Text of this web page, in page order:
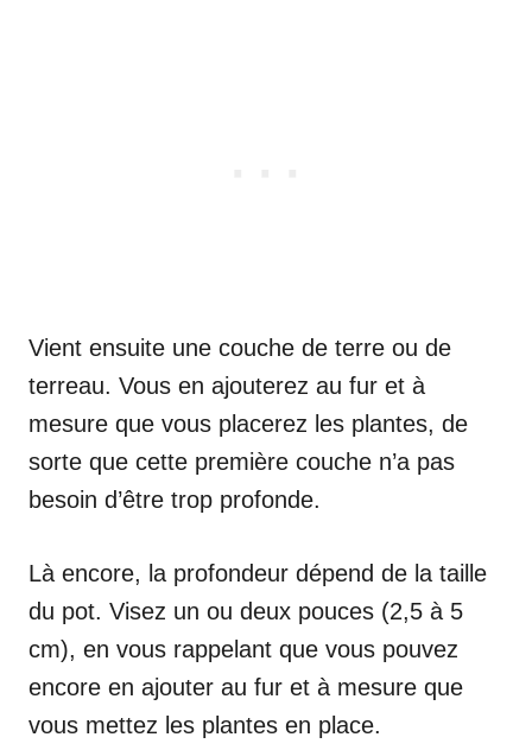
Vient ensuite une couche de terre ou de
terreau. Vous en ajouterez au fur et à
mesure que vous placerez les plantes, de
sorte que cette première couche n’a pas
besoin d’être trop profonde.
Là encore, la profondeur dépend de la taille
du pot. Visez un ou deux pouces (2,5 à 5
cm), en vous rappelant que vous pouvez
encore en ajouter au fur et à mesure que
vous mettez les plantes en place.